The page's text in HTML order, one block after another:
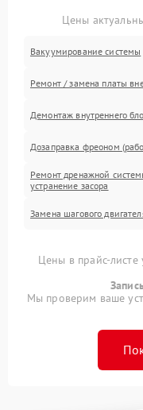
Цены
Вакуумирование системы
Ремонт / замена платы
Демонтаж внутреннего
Дозаправка фреоном
Ремонт дренажной
устранение засора
Замена шагового
Цены в прайс-листе
Мы проверим ваше